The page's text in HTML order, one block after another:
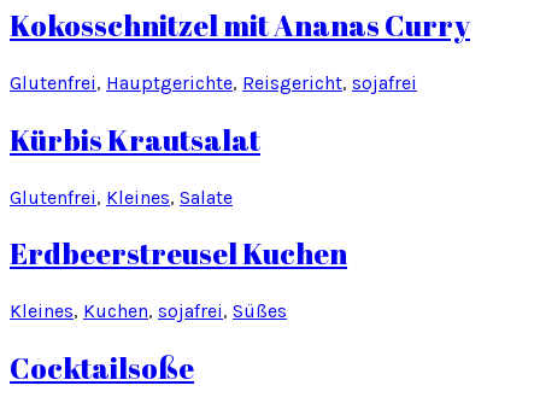
Kokosschnitzel mit Ananas Curry
Glutenfrei, Hauptgerichte, Reisgericht, sojafrei
Kürbis Krautsalat
Glutenfrei, Kleines, Salate
Erdbeerstreusel Kuchen
Kleines, Kuchen, sojafrei, Süßes
Cocktailsoße